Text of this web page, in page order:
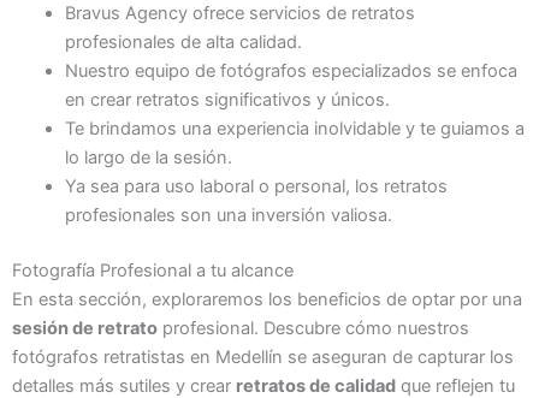
Bravus Agency ofrece servicios de retratos
profesionales de alta calidad.
Nuestro equipo de fotógrafos especializados se enfoca
en crear retratos significativos y únicos.
Te brindamos una experiencia inolvidable y te guiamos a
lo largo de la sesión.
Ya sea para uso laboral o personal, los retratos
profesionales son una inversión valiosa.
Fotografía Profesional a tu alcance
En esta sección, exploraremos los beneficios de optar por una
sesión de retrato profesional. Descubre cómo nuestros
fotógrafos retratistas en Medellín se aseguran de capturar los
detalles más sutiles y crear retratos de calidad que reflejen tu